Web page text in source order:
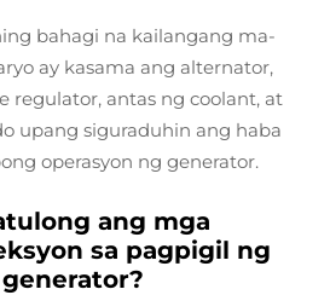
bahagi na kailangang ma-
ay kasama ang alternator,
regulator, antas ng coolant, at
upang siguraduhin ang haba
operasyon ng generator.
ang mga
sa pagpigil ng